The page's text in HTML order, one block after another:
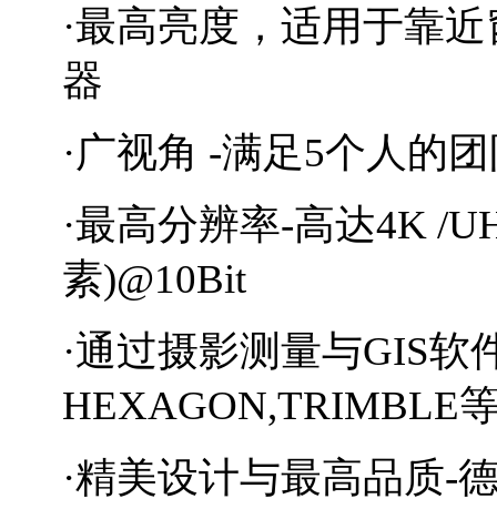
·最高亮度，适用于靠
器
·广视角 -满足5个人的
·最高分辨率-高达4K /
素)@10Bit
·通过摄影测量与GIS软
HEXAGON,TRIMBLE
·精美设计与最高品质-